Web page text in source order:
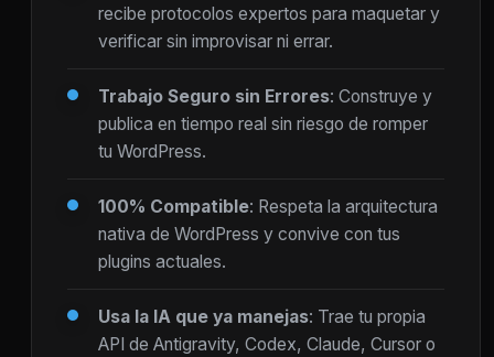
recibe protocolos expertos para maquetar y
verificar sin improvisar ni errar.
Trabajo Seguro sin Errores: Construye y
publica en tiempo real sin riesgo de romper
tu WordPress.
100% Compatible: Respeta la arquitectura
nativa de WordPress y convive con tus
plugins actuales.
Usa la IA que ya manejas: Trae tu propia
API de Antigravity, Codex, Claude, Cursor o